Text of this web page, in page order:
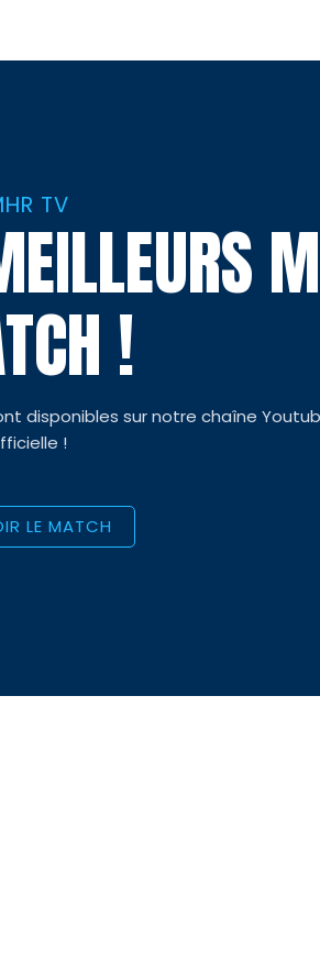
TV
!
disponibles sur notre chaîne
!
LE MATCH